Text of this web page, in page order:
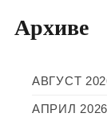
Архиве
АВГУСТ
АПРИЛ 2026